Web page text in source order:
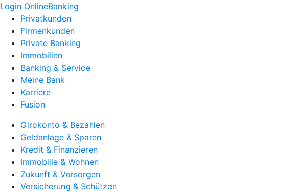
Login OnlineBanking
Privatkunden
Firmenkunden
Private Banking
Immobilien
Banking & Service
Meine Bank
Karriere
Fusion
Girokonto & Bezahlen
Geldanlage & Sparen
Kredit & Finanzieren
Immobilie & Wohnen
Zukunft & Vorsorgen
Versicherung & Schützen